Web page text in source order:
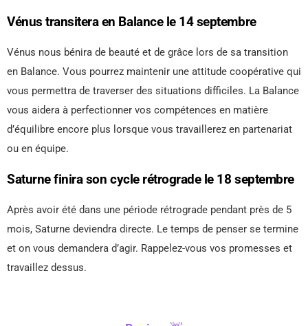
Vénus transitera en Balance le 14 septembre
Vénus nous bénira de beauté et de grâce lors de sa transition
en Balance. Vous pourrez maintenir une attitude coopérative qui
vous permettra de traverser des situations difficiles. La Balance
vous aidera à perfectionner vos compétences en matière
d’équilibre encore plus lorsque vous travaillerez en partenariat
ou en équipe.
Saturne finira son cycle rétrograde le 18 septembre
Après avoir été dans une période rétrograde pendant près de 5
mois, Saturne deviendra directe. Le temps de penser se termine
et on vous demandera d’agir. Rappelez-vous vos promesses et
travaillez dessus.